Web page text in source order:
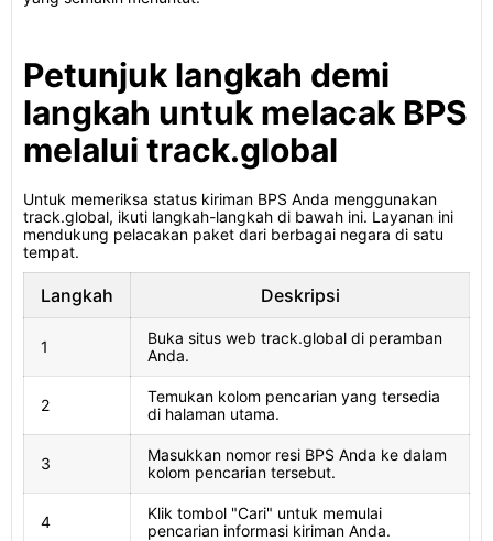
Petunjuk langkah demi
langkah untuk melacak BPS
melalui track.global
Untuk memeriksa status kiriman BPS Anda menggunakan
track.global, ikuti langkah-langkah di bawah ini. Layanan ini
mendukung pelacakan paket dari berbagai negara di satu
tempat.
Langkah Deskripsi
1
Buka situs web track.global di peramban
Anda.
2
Temukan kolom pencarian yang tersedia
di halaman utama.
3
Masukkan nomor resi BPS Anda ke dalam
kolom pencarian tersebut.
4
Klik tombol "Cari" untuk memulai
pencarian informasi kiriman Anda.